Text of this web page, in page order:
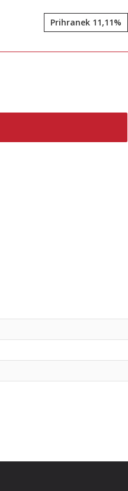
Prihranek 11,11%